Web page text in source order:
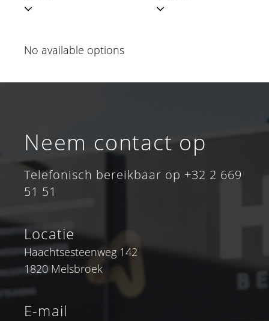
No available options
Neem contact op
Telefonisch bereikbaar op +32 2 669
51 51
Locatie
Haachtsesteenweg 142
1820 Melsbroek
E-mail